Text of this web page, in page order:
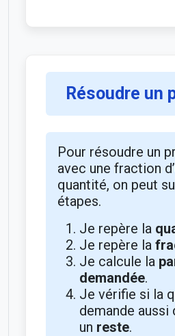
Résoudre un
Pour résoudre un
avec une fraction
quantité, on peut
étapes.
Je repère la
Je repère la
Je calcule la
demandée.
Je vérifie si la
demande aussi
un reste.